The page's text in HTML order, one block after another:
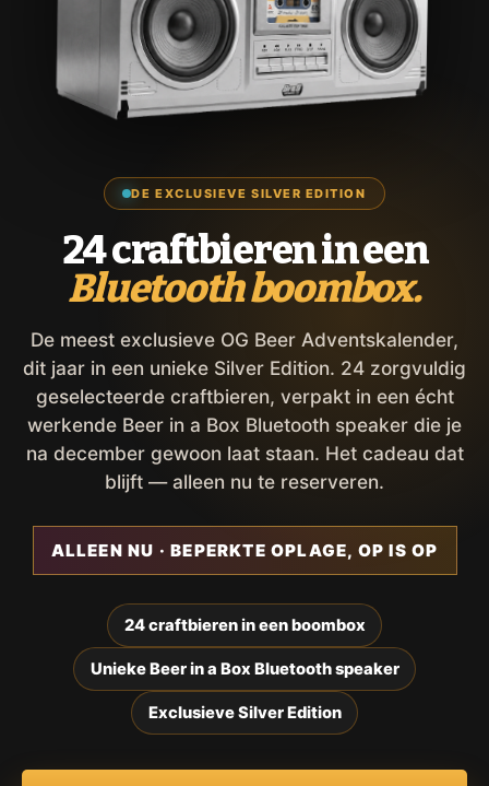
DE EXCLUSIEVE SILVER EDITION
24 craftbieren in een
Bluetooth boombox.
De meest exclusieve OG Beer Adventskalender,
dit jaar in een unieke Silver Edition. 24 zorgvuldig
geselecteerde craftbieren, verpakt in een écht
werkende Beer in a Box Bluetooth speaker die je
na december gewoon laat staan. Het cadeau dat
blijft — alleen nu te reserveren.
ALLEEN NU · BEPERKTE OPLAGE, OP IS OP
24 craftbieren in een boombox
Unieke Beer in a Box Bluetooth speaker
Exclusieve Silver Edition